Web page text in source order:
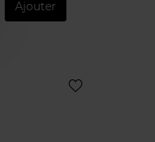
Ajouter